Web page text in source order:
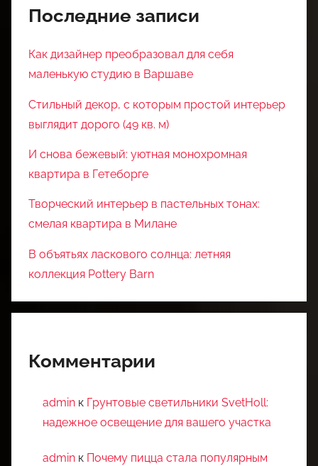
Последние записи
Как дизайнер преобразовал для себя
маленькую студию в Варшаве
Стильный декор, с которым простой интерьер
выглядит дорого (49 кв. м)
И снова бежевый: уютная монохромная
квартира в Гетеборге
Творческий интерьер в пастельных тонах:
смелая квартира в Милане
В объятьях ласкового солнца: летняя
коллекция Pottery Barn
Комментарии
admin к Грунтовые светильники SvetHoll:
надежное освещение для вашего участка
admin к Почему пицца стала популярным